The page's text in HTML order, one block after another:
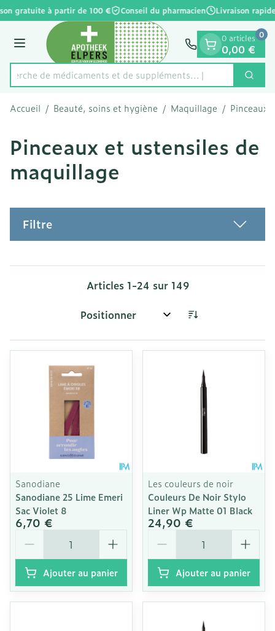
Aller au contenu
1 de 1
gratuite à partir de 100 € Conseil du pharmacien Livraison rapide
Menu
Rechercher
Recherche de médicaments et
0 articles
0,00 €
0
Accueil / Beauté, soins et hygiène / Maquillage / Pinceaux
Pinceaux et ustensiles de
maquillage
Filtre
Articles 1-24 sur 149
Trier par:
Sanodiane
Sanodiane 25 Lime Emeri
Sac Violet 8
6,70 €
Ajouter au panier
Les couleurs de noir
Couleurs De Noir Stylo
Liner Wp Matte 01 Black
24,90 €
Ajouter au panier